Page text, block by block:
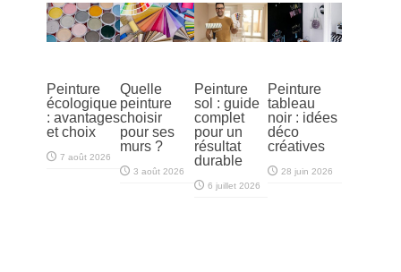
Peinture
écologique
: avantages
et choix
7 août 2026
Quelle
peinture
choisir
pour ses
murs ?
3 août 2026
Peinture
sol : guide
complet
pour un
résultat
durable
6 juillet 2026
Peinture
tableau
noir : idées
déco
créatives
28 juin 2026